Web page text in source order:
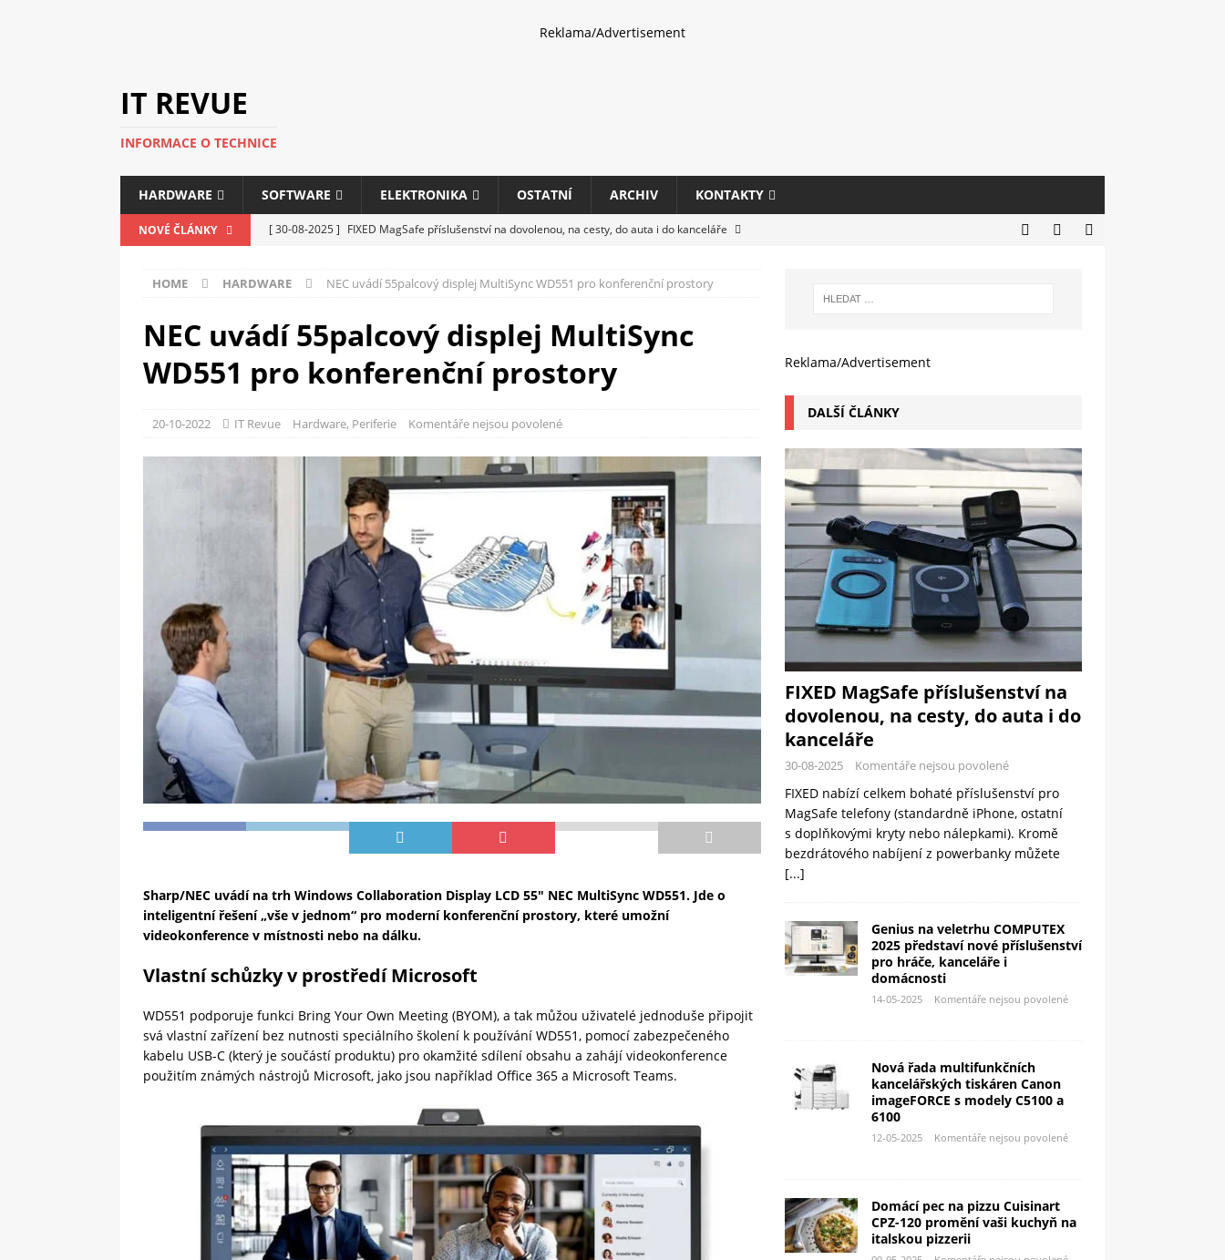
Reklama/Advertisement
IT REVUE
INFORMACE O TECHNICE
HARDWARE SOFTWARE ELEKTRONIKA OSTATNÍ ARCHIV KONTAKTY
NOVÉ ČLÁNKY [ 30-08-2025 ] FIXED MagSafe příslušenství na dovolenou, na cesty, do auta i do kanceláře
[ 14-05-2025 ] Genius na veletrhu COMPUTEX 2025 představí nové příslušenství pro hráče,
kanceláře i domácnosti
HARDWARE
[ 12-05-2025 ]
Nová řada multifunkčních kancelářských tiskáren Canon imageFORCE s modely
C5100 a 6100
PERIFERIE
[ 06-05-2025 ]
Blockchain a růst krypto kasin: Co by měli vědět milovníci technologií
HOME HARDWARE NEC uvádí 55palcový displej MultiSync WD551 pro konferenční prostory
NEC uvádí 55palcový displej MultiSync
WD551 pro konferenční prostory
20-10-2022 IT Revue Hardware, Periferie Komentáře nejsou povolené
Sharp/NEC uvádí na trh Windows Collaboration Display LCD 55″ NEC MultiSync WD551. Jde o
inteligentní řešení „vše v jednom“ pro moderní konferenční prostory, které umožní
videokonference v místnosti nebo na dálku.
Vlastní schůzky v prostředí Microsoft
WD551 podporuje funkci Bring Your Own Meeting (BYOM), a tak můžou uživatelé jednoduše připojit
svá vlastní zařízení bez nutnosti speciálního školení k používání WD551, pomocí zabezpečeného
kabelu USB-C (který je součástí produktu) pro okamžité sdílení obsahu a zahájí videokonference
použitím známých nástrojů Microsoft, jako jsou například Office 365 a Microsoft Teams.
Reklama/Advertisement
DALŠÍ ČLÁNKY
FIXED MagSafe příslušenství na
dovolenou, na cesty, do auta i do
kanceláře
30-08-2025 Komentáře nejsou povolené
FIXED nabízí celkem bohaté příslušenství pro
MagSafe telefony (standardně iPhone, ostatní
s doplňkovými kryty nebo nálepkami). Kromě
bezdrátového nabíjení z powerbanky můžete
[...]
Genius na veletrhu COMPUTEX
2025 představí nové příslušenství
pro hráče, kanceláře i
domácnosti
14-05-2025 Komentáře nejsou povolené
Nová řada multifunkčních
kancelářských tiskáren Canon
imageFORCE s modely C5100 a
6100
12-05-2025 Komentáře nejsou povolené
Domácí pec na pizzu Cuisinart
CPZ-120 promění vaši kuchyň na
italskou pizzerii